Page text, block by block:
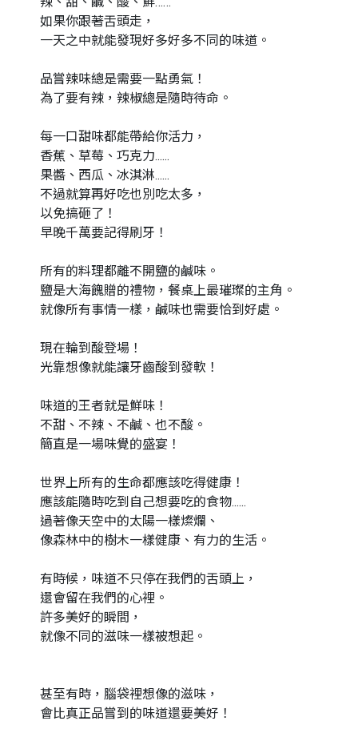
如果你跟著舌頭走，
一天之中就能發現好多好多不同的味道。
品嘗辣味總是需要一點勇氣！
為了要有辣，辣椒總是隨時待命。
每一口甜味都能帶給你活力，
香蕉、草莓、巧克力......
果醬、西瓜、冰淇淋......
不過就算再好吃也別吃太多，
以免搞砸了！
早晚千萬要記得刷牙！
所有的料理都離不開鹽的鹹味。
鹽是大海餽贈的禮物，餐桌上最璀璨的主角。
就像所有事情一樣，鹹味也需要恰到好處。
現在輪到酸登場！
光靠想像就能讓牙齒酸到發軟！
味道的王者就是鮮味！
不甜、不辣、不鹹、也不酸。
簡直是一場味覺的盛宴！
世界上所有的生命都應該吃得健康！
應該能隨時吃到自己想要吃的食物......
過著像天空中的太陽一樣燦爛、
像森林中的樹木一樣健康、有力的生活。
有時候，味道不只停在我們的舌頭上，
還會留在我們的心裡。
許多美好的瞬間，
就像不同的滋味一樣被想起。
甚至有時，腦袋裡想像的滋味，
會比真正品嘗到的味道還要美好！